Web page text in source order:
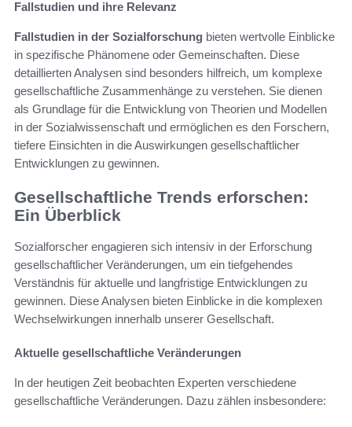
Fallstudien und ihre Relevanz
Fallstudien in der Sozialforschung bieten wertvolle Einblicke
in spezifische Phänomene oder Gemeinschaften. Diese
detaillierten Analysen sind besonders hilfreich, um komplexe
gesellschaftliche Zusammenhänge zu verstehen. Sie dienen
als Grundlage für die Entwicklung von Theorien und Modellen
in der Sozialwissenschaft und ermöglichen es den Forschern,
tiefere Einsichten in die Auswirkungen gesellschaftlicher
Entwicklungen zu gewinnen.
Gesellschaftliche Trends erforschen:
Ein Überblick
Sozialforscher engagieren sich intensiv in der Erforschung
gesellschaftlicher Veränderungen, um ein tiefgehendes
Verständnis für aktuelle und langfristige Entwicklungen zu
gewinnen. Diese Analysen bieten Einblicke in die komplexen
Wechselwirkungen innerhalb unserer Gesellschaft.
Aktuelle gesellschaftliche Veränderungen
In der heutigen Zeit beobachten Experten verschiedene
gesellschaftliche Veränderungen. Dazu zählen insbesondere: